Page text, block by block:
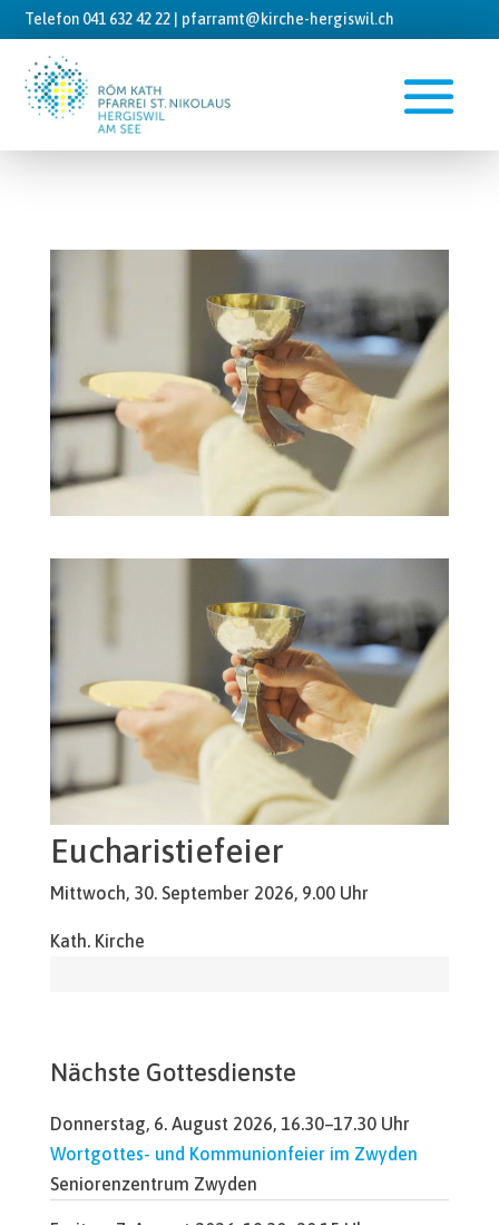
Telefon 041 632 42 22 | pfarramt@kirche-hergiswil.ch
Eucharistiefeier
Mittwoch, 30. September 2026, 9.00 Uhr
Kath. Kirche
Nächste Gottesdienste
Donnerstag, 6. August 2026, 16.30–17.30 Uhr
Wortgottes- und Kommunionfeier im Zwyden
Seniorenzentrum Zwyden